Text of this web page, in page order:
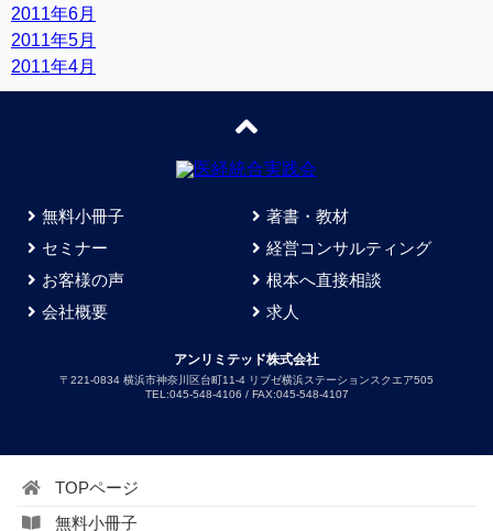
2011年6月
2011年5月
2011年4月
無料小冊子
著書・教材
セミナー
経営コンサルティング
お客様の声
根本へ直接相談
会社概要
求人
アンリミテッド株式会社
〒221-0834 横浜市神奈川区台町11-4 リブゼ横浜ステーションスクエア505
TEL:045-548-4106 / FAX:045-548-4107
TOPページ
無料小冊子